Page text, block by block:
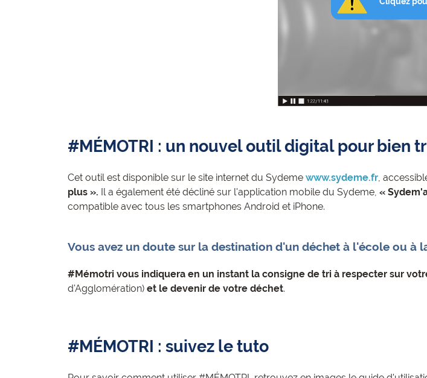
#MÉMOTRI : un nouvel outil digital pour bien
Cet outil est disponible sur le site internet du Sydeme www.sydeme.fr,
plus ». Il a également été décliné sur l'application mobile du Sydeme, «
compatible avec tous les smartphones Android et iPhone.
Vous avez un doute sur la destination d'un déchet à l'école ou à
#Mémotri vous indiquera en un instant la consigne de tri à respecter sur
d'Agglomération) et le devenir de votre déchet.
#MÉMOTRI : suivez le tuto